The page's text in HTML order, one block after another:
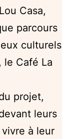
Casa,
parcours
culturels
le Café La
projet,
leurs
à leur